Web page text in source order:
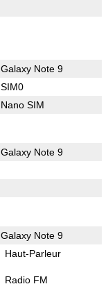
Galaxy Note 9
SIM0
Nano SIM
Galaxy Note 9
Galaxy Note 9
Haut-Parleur
Radio FM